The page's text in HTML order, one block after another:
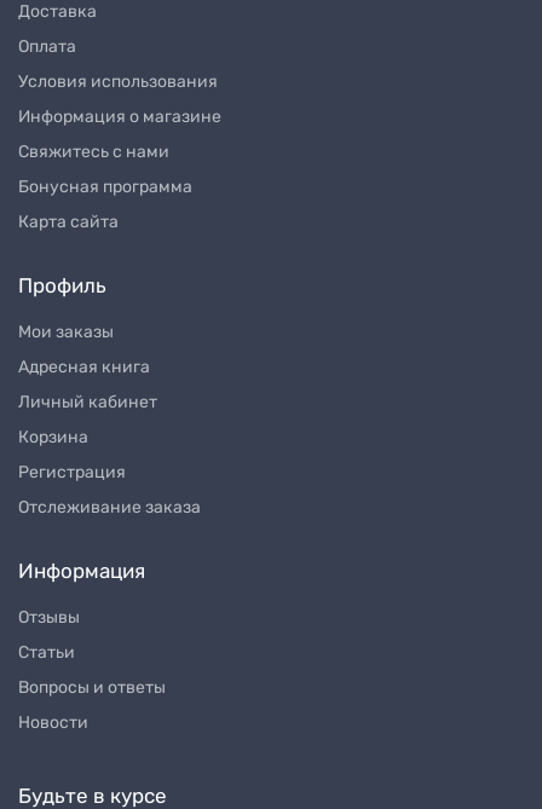
Доставка
Оплата
Условия использования
Информация о магазине
Свяжитесь с нами
Бонусная программа
Карта сайта
Профиль
Мои заказы
Адресная книга
Личный кабинет
Корзина
Регистрация
Отслеживание заказа
Информация
Отзывы
Статьи
Вопросы и ответы
Новости
Будьте в курсе